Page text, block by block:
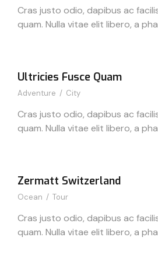
Cras justo odio, dapibus ac
quam. Nulla vitae elit libero, a
Ultricies Fusce Quam
Adventure / City
Cras justo odio, dapibus ac
quam. Nulla vitae elit libero, a
Zermatt Switzerland
Ocean / Tour
Cras justo odio, dapibus ac
quam. Nulla vitae elit libero, a